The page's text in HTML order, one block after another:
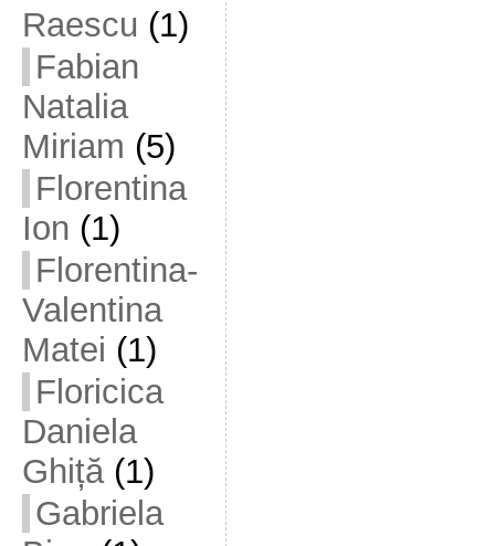
Raescu (1)
Fabian
Natalia
Miriam (5)
Florentina
Ion (1)
Florentina-
Valentina
Matei (1)
Floricica
Daniela
Ghiță(1)
Gabriela